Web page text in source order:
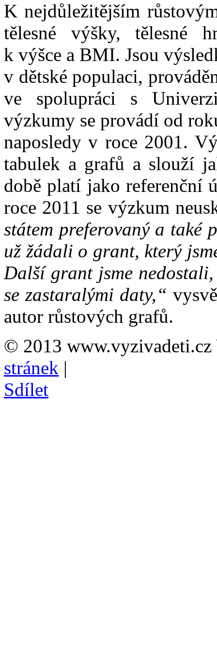
K nejdůležitějším
tělesné výšky, tělesné
k výšce a BMI. Jsou
v dětské populaci,
ve spolupráci s
výzkumy se provádí od
naposledy v roce 2001.
tabulek a grafů a slouží
době platí jako referenční
roce 2011 se výzkum
státem preferovaný a také
už žádali o grant, který
Další grant jsme
se zastaralými daty,“
autor růstových grafů.
© 2013 www.vyzivadeti.cz
stránek |
Sdílet